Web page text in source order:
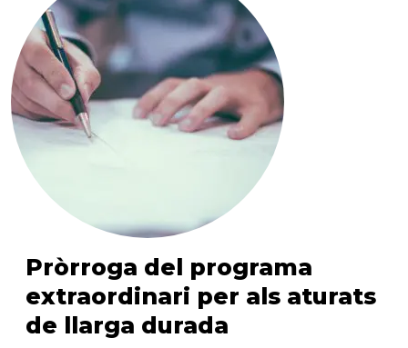
Pròrroga del programa
extraordinari per als aturats
de llarga durada